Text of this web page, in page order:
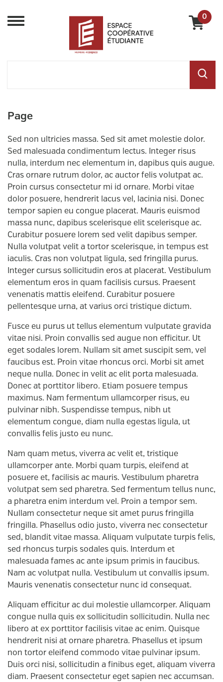
Menu
0
Page
Sed non ultricies massa. Sed sit amet molestie dolor.
Sed malesuada condimentum lectus. Integer risus
nulla, interdum nec elementum in, dapibus quis augue.
Cras ornare rutrum dolor, ac auctor felis volutpat ac.
Proin cursus consectetur mi id ornare. Morbi vitae
dolor posuere, hendrerit lacus vel, lacinia nisi. Donec
tempor sapien eu congue placerat. Mauris euismod
massa nunc, dapibus scelerisque elit scelerisque ac.
Curabitur posuere lorem sed velit dapibus semper.
Nulla volutpat velit a tortor scelerisque, in tempus est
iaculis. Cras non volutpat ligula, sed fringilla purus.
Integer cursus sollicitudin eros at placerat. Vestibulum
elementum eros in quam facilisis cursus. Praesent
venenatis mattis eleifend. Curabitur posuere
pellentesque urna, at varius orci tristique dictum.
Fusce eu purus ut tellus elementum vulputate gravida
vitae nisi. Proin convallis sed augue non efficitur. Ut
eget sodales lorem. Nullam sit amet suscipit sem, vel
faucibus est. Proin vitae rhoncus orci. Morbi sit amet
neque nulla. Donec in velit ac elit porta malesuada.
Donec at porttitor libero. Etiam posuere tempus
maximus. Nam fermentum ullamcorper risus, eu
pulvinar nibh. Suspendisse tempus, nibh ut
elementum congue, diam nulla egestas ligula, ut
convallis felis justo eu nunc.
Nam quam metus, viverra ac velit et, tristique
ullamcorper ante. Morbi quam turpis, eleifend at
posuere et, facilisis ac mauris. Vestibulum pharetra
volutpat sem sed pharetra. Sed fermentum tellus nunc,
a pharetra enim interdum vel. Proin a tempor sem.
Nullam consectetur neque sit amet purus fringilla
fringilla. Phasellus odio justo, viverra nec consectetur
sed, blandit vitae massa. Aliquam vulputate turpis felis,
sed rhoncus turpis sodales quis. Interdum et
malesuada fames ac ante ipsum primis in faucibus.
Nam ac volutpat nulla. Vestibulum ut convallis ipsum.
Mauris venenatis consectetur nunc id consequat.
Aliquam efficitur ac dui molestie ullamcorper. Aliquam
congue nulla quis ex sollicitudin sollicitudin. Nulla nec
libero at ex porttitor facilisis vitae ac enim. Quisque
hendrerit nisi at ornare pharetra. Phasellus et ipsum
non tortor eleifend commodo vitae pulvinar ipsum.
Duis orci nisi, sollicitudin a finibus eget, aliquam viverra
diam. Praesent consectetur eget sapien nec accumsan.